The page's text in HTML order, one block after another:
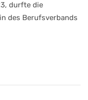
durfte die
des Berufsverbands